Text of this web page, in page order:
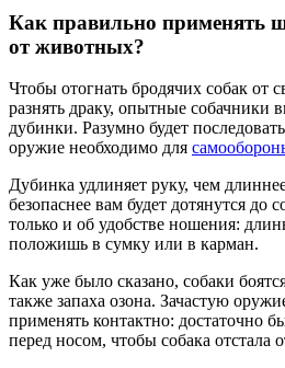
Как правильно применять
от животных?
Чтобы отогнать бродячих собак от
разнять драку, опытные
дубинки. Разумно будет
оружие необходимо для
Дубинка удлиняет руку, чем
безопаснее вам будет дотянутся до
только и об удобстве ношения:
положишь в сумку или в карман.
Как уже было сказано, собаки
также запаха озона. Зачастую
применять контактно: достаточно
перед носом, чтобы собака отстала